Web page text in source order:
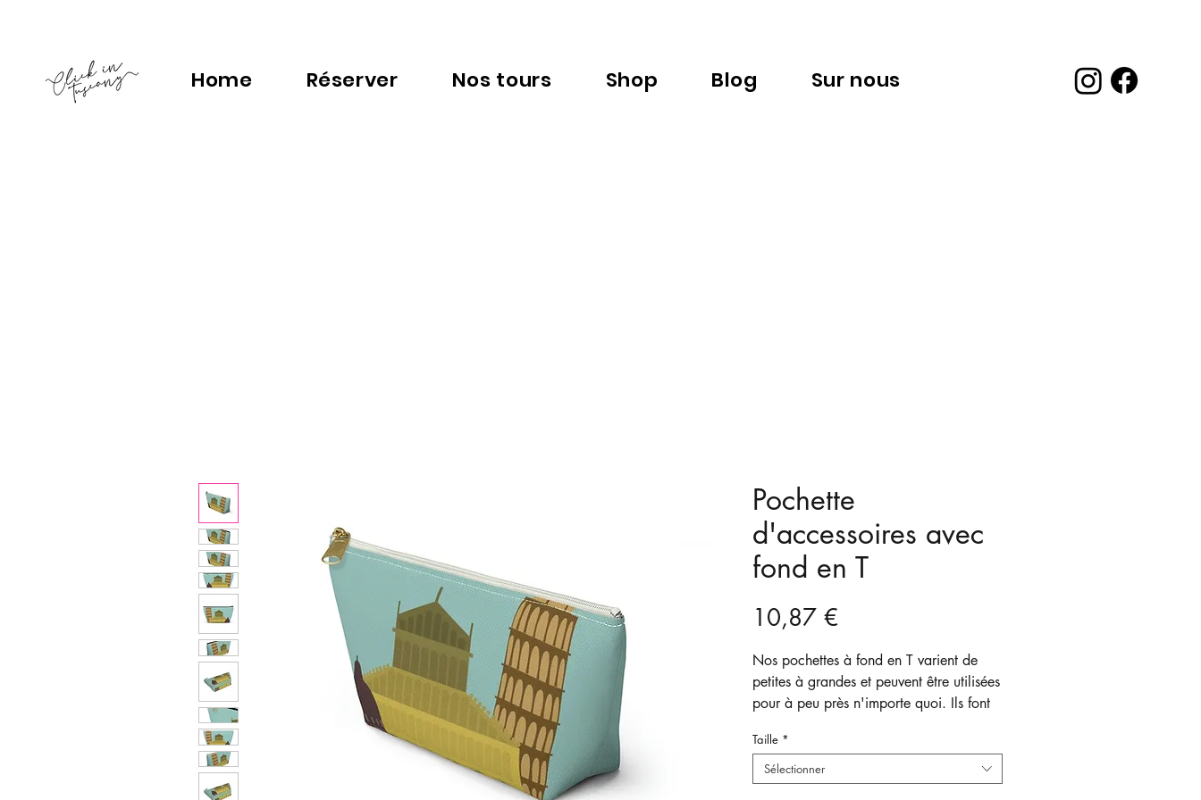
Home Réserver Nos tours Shop Blog Sur nous
Pochette
d'accessoires avec
fond en T
10,87 €
Nos pochettes à fond en T varient de
petites à grandes et peuvent être utilisées
pour à peu près n'importe quoi. Ils font
voyage cosmétiques. Ils sont fabriqués à
partir d'un matériau durable avec une
fermeture à glissière.
Taille *
Sélectionner